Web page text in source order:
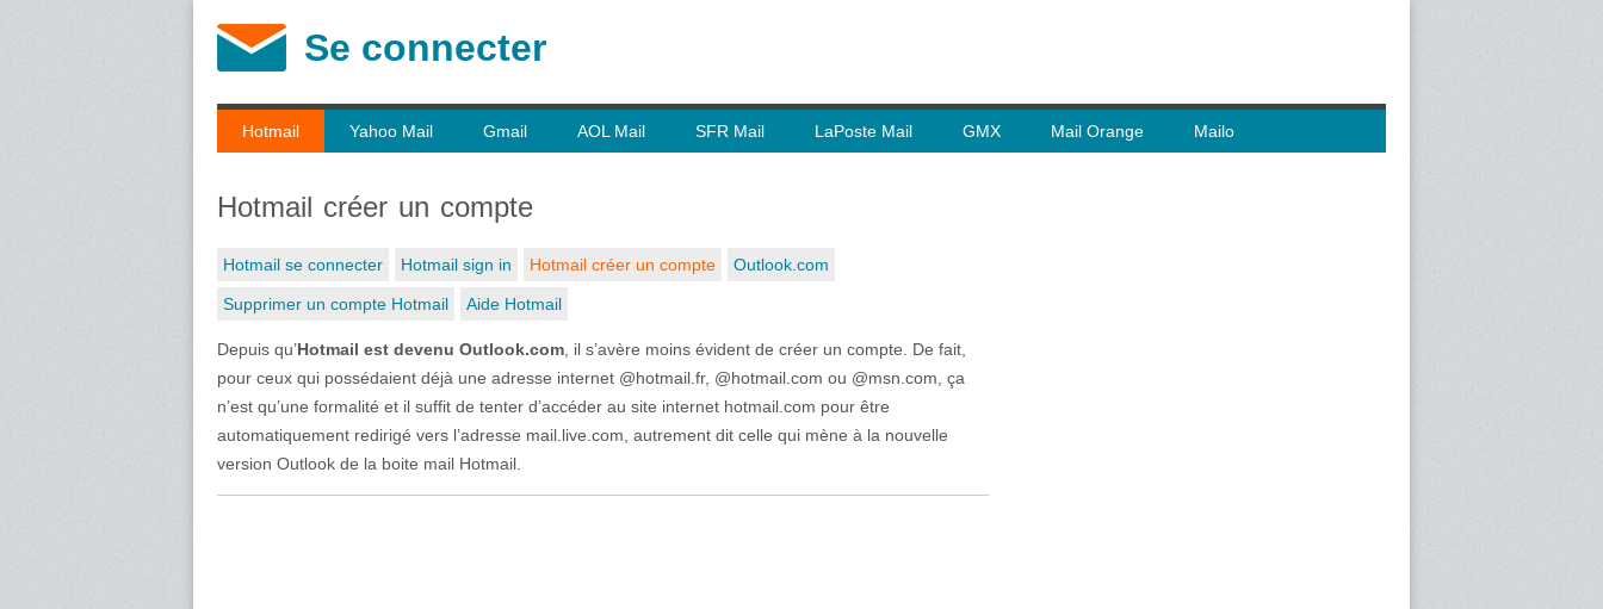
Se connecter
Hotmail Yahoo Mail Gmail AOL Mail SFR Mail LaPoste Mail GMX Mail Orange Mailo
Hotmail créer un compte
Hotmail se connecter Hotmail sign in Hotmail créer un compte Outlook.com
Supprimer un compte Hotmail Aide Hotmail
Depuis qu’Hotmail est devenu Outlook.com , il s’avère moins évident de créer un compte. De fait,
pour ceux qui possédaient déjà une adresse internet @hotmail.fr, @hotmail.com ou @msn.com, ça
n’est qu’une formalité et il suffit de tenter d’accéder au site internet hotmail.com pour être
automatiquement redirigé vers l’adresse mail.live.com, autrement dit celle qui mène à la nouvelle
version Outlook de la boite mail Hotmail.